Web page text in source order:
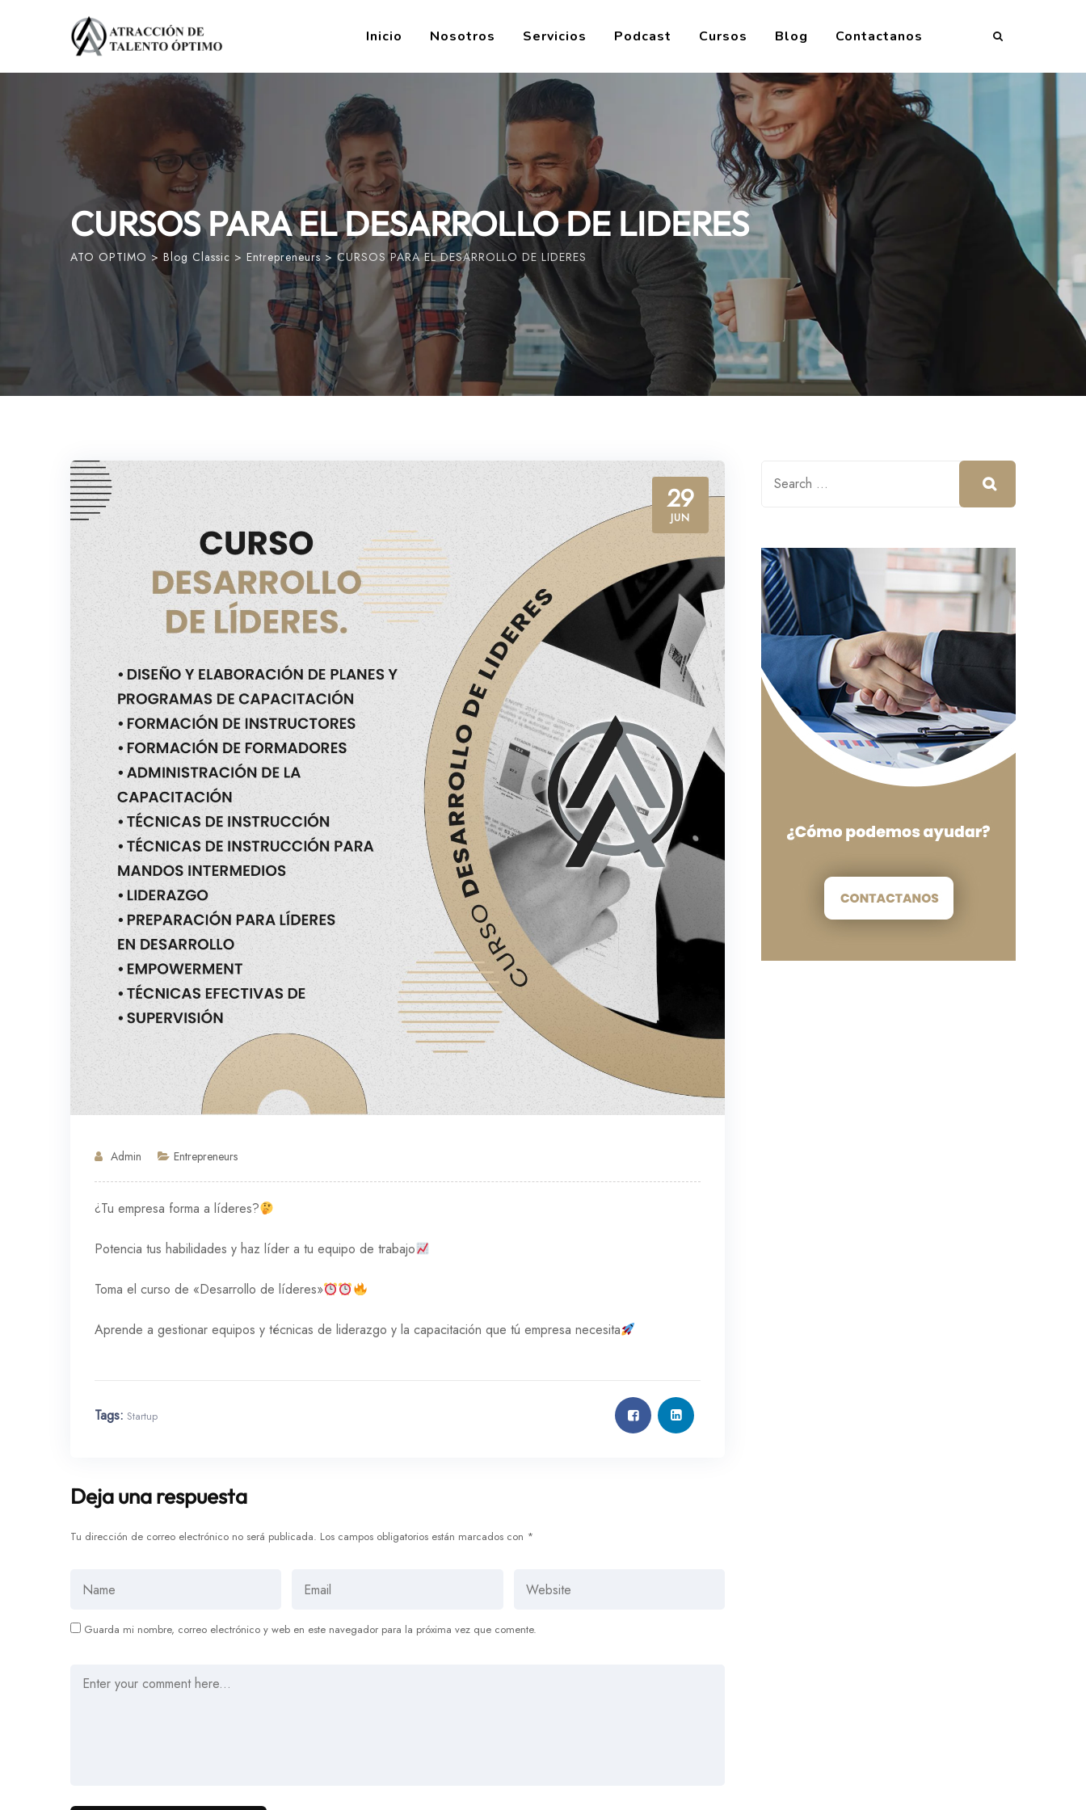
Inicio Nosotros Servicios Podcast Cursos Blog Contactanos
CURSOS PARA EL DESARROLLO DE LIDERES
ATO OPTIMO > Blog Classic > Entrepreneurs > CURSOS PARA EL DESARROLLO DE LIDERES
29
JUN
Admin Entrepreneurs
¿Tu empresa forma a líderes?
Potencia tus habilidades y haz líder a tu equipo de trabajo
Toma el curso de «Desarrollo de líderes»
Aprende a gestionar equipos y técnicas de liderazgo y la capacitación que tú empresa necesita
Tags: Startup
Deja una respuesta
Tu dirección de correo electrónico no será publicada. Los campos obligatorios están marcados con *
Guarda mi nombre, correo electrónico y web en este navegador para la próxima vez que comente.